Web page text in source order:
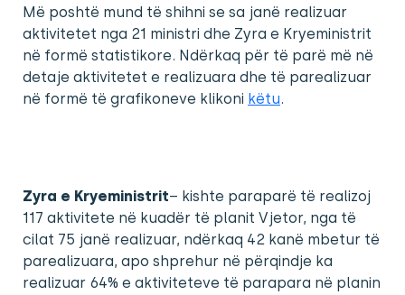
Më poshtë mund të shihni se sa janë realizuar
aktivitetet nga 21 ministri dhe Zyra e Kryeministrit
në formë statistikore. Ndërkaq për të parë më në
detaje aktivitetet e realizuara dhe të parealizuar
në formë të grafikoneve klikoni këtu.
Zyra e Kryeministrit– kishte paraparë të realizoj
117 aktivitete në kuadër të planit Vjetor, nga të
cilat 75 janë realizuar, ndërkaq 42 kanë mbetur të
parealizuara, apo shprehur në përqindje ka
realizuar 64% e aktiviteteve të parapara në planin